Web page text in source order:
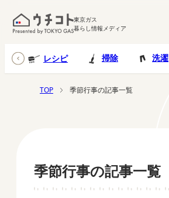
東京ガス
暮らし情報メディア
レシピ 掃除 洗濯
TOP 季節行事の記事一覧
季節行事の記事一覧